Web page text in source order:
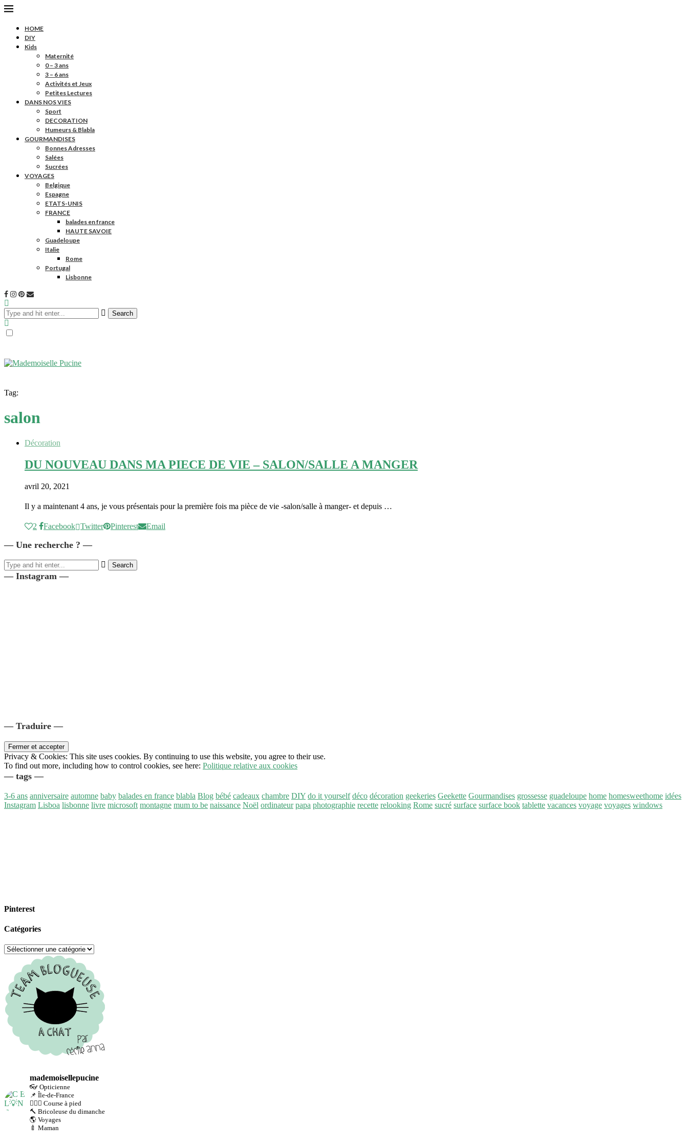
HOME
DIY
Kids
Maternité
0 – 3 ans
3 – 6 ans
Activités et Jeux
Petites Lectures
DANS NOS VIES
Sport
DECORATION
Humeurs & Blabla
GOURMANDISES
Bonnes Adresses
Salées
Sucrées
VOYAGES
Belgique
Espagne
ETATS-UNIS
FRANCE
balades en france
HAUTE SAVOIE
Guadeloupe
Italie
Rome
Portugal
Lisbonne
Search
Tag:
salon
Décoration
DU NOUVEAU DANS MA PIECE DE VIE – SALON/SALLE A MANGER
avril 20, 2021
Il y a maintenant 4 ans, je vous présentais pour la première fois ma pièce de vie -salon/salle à manger- et depuis …
2 Facebook Twitter Pinterest Email
— Une recherche ? —
— Instagram —
— Traduire —
Privacy & Cookies: This site uses cookies. By continuing to use this website, you agree to their use.
To find out more, including how to control cookies, see here: Politique relative aux cookies
— tags —
3-6 ans anniversaire automne baby balades en france blabla Blog bébé cadeaux chambre DIY do it yourself déco décoration geekeries Geekette Gourmandises grossesse guadeloupe home homesweethome idées
Instagram Lisboa lisbonne livre microsoft montagne mum to be naissance Noël ordinateur papa photographie recette relooking Rome sucré surface surface book tablette vacances voyage voyages windows
Pinterest
Catégories
mademoisellepucine
👓 Opticienne
📌 Île-de-France
🏃🏻‍♀️ Course à pied
🔨 Bricoleuse du dimanche
🌎 Voyages
🍼 Maman